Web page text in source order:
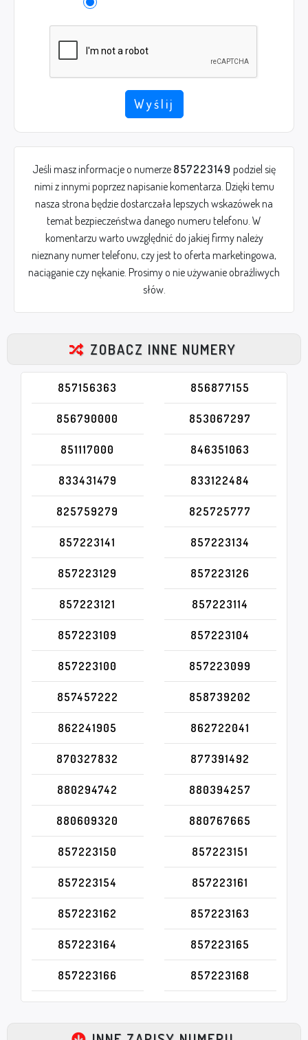
Wyślij
Jeśli masz informacje o numerze 857223149 podziel się
nimi z innymi poprzez napisanie komentarza. Dzięki temu
nasza strona będzie dostarczała lepszych wskazówek na
temat bezpieczeństwa danego numeru telefonu. W
komentarzu warto uwzględnić do jakiej firmy należy
nieznany numer telefonu, czy jest to oferta marketingowa,
naciąganie czy nękanie. Prosimy o nie używanie obraźliwych
słów.
ZOBACZ INNE NUMERY
857156363 856877155
856790000 853067297
851117000 846351063
833431479 833122484
825759279 825725777
857223141 857223134
857223129 857223126
857223121 857223114
857223109 857223104
857223100 857223099
857457222 858739202
862241905 862722041
870327832 877391492
880294742 880394257
880609320 880767665
857223150 857223151
857223154 857223161
857223162 857223163
857223164 857223165
857223166 857223168